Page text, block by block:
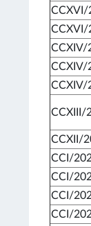
CCXVI/
CCXVI/
CCXIV/
CCXIV/
CCXIV/
CCXIII/
CCXII/
CCI/
CCI/
CCI/
CCI/